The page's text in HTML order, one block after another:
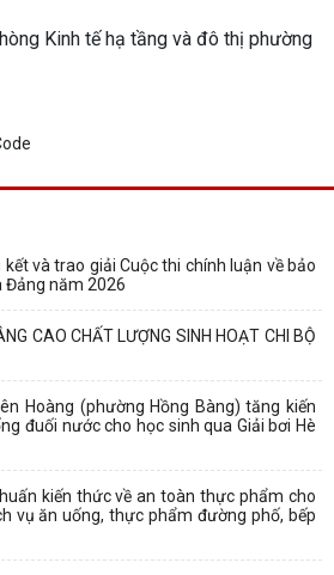
Kinh tế hạ tầng và đô thị phường
và trao giải Cuộc thi chính luận về bảo
Đảng năm 2026
CAO CHẤT LƯỢNG SINH HOẠT CHI BỘ
Hoàng (phường Hồng Bàng) tăng kiến
đuối nước cho học sinh qua Giải bơi Hè
kiến thức về an toàn thực phẩm cho
vụ ăn uống, thực phẩm đường phố, bếp